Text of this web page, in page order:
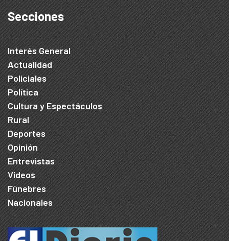
Secciones
Interés General
Actualidad
Policiales
Política
Cultura y Espectáculos
Rural
Deportes
Opinión
Entrevistas
Videos
Fúnebres
Nacionales